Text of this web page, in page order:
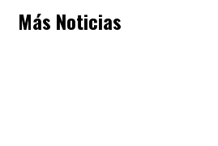
Más Noticias